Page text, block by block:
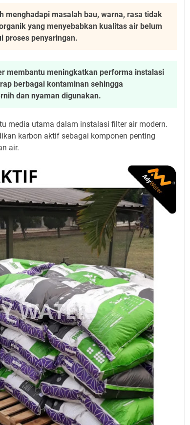
menghadapi masalah bau, warna, rasa tidak
yang menyebabkan kualitas air belum
proses penyaringan.
membantu meningkatkan performa instalasi
berbagai kontaminan sehingga
dan nyaman digunakan.
media utama dalam instalasi filter air modern.
karbon aktif sebagai komponen penting
air.